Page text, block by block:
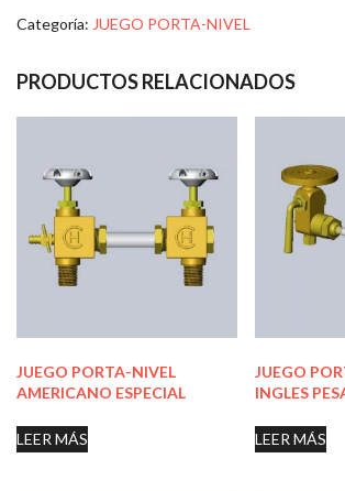
Categoría: JUEGO PORTA-NIVEL
PRODUCTOS RELACIONADOS
JUEGO PORTA-NIVEL
AMERICANO ESPECIAL
LEER MÁS
JUEGO
INGLES
LEER MÁS